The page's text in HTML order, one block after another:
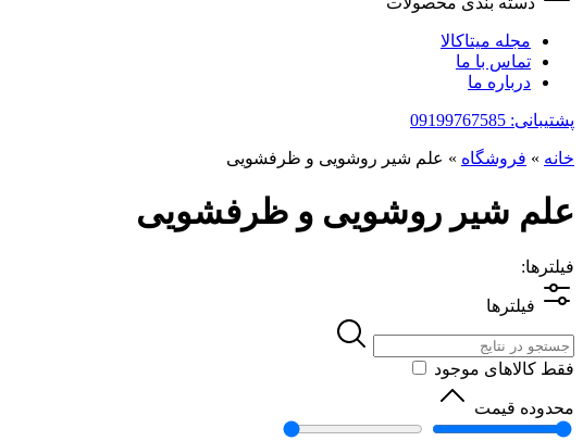
مجله میتاکالا
تماس با ما
درباره ما
پشتیبانی: 09199767585
خانه » فروشگاه » علم شیر روشویی و ظرفشویی
علم شیر روشویی و ظرفشویی
فیلترها:
فیلترها
فقط کالاهای موجود
محدوده قیمت